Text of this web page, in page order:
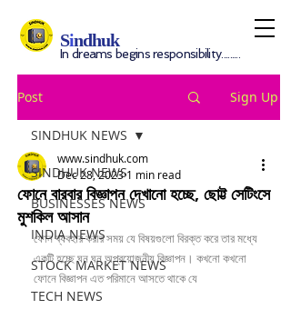
Sindhuk
In dreams begins responsibility.........
Post Sign Up
SINDHUK NEWS
BUSINESSES NEWS
INDIA NEWS
STOCK MARKET NEWS
TECH NEWS
SINDHUK NEWS
ফোনে বারবার বিজ্ঞাপন দেখানো হচ্ছে, ছোট্ট সেটিংসে
মুশকিল আসান
www.sindhuk.com
Dec 28, 2023 1 min read
ফোন ব্যবহার করার সময় যে বিষয়গুলো বিরক্ত করে তার মধ্যে
একটি হচ্ছে ঘন ঘন অপ্রয়োজনীয় বিজ্ঞাপন। কখনো কখনো
ফোনে বিজ্ঞাপন এত পরিমানে আসতে থাকে যে